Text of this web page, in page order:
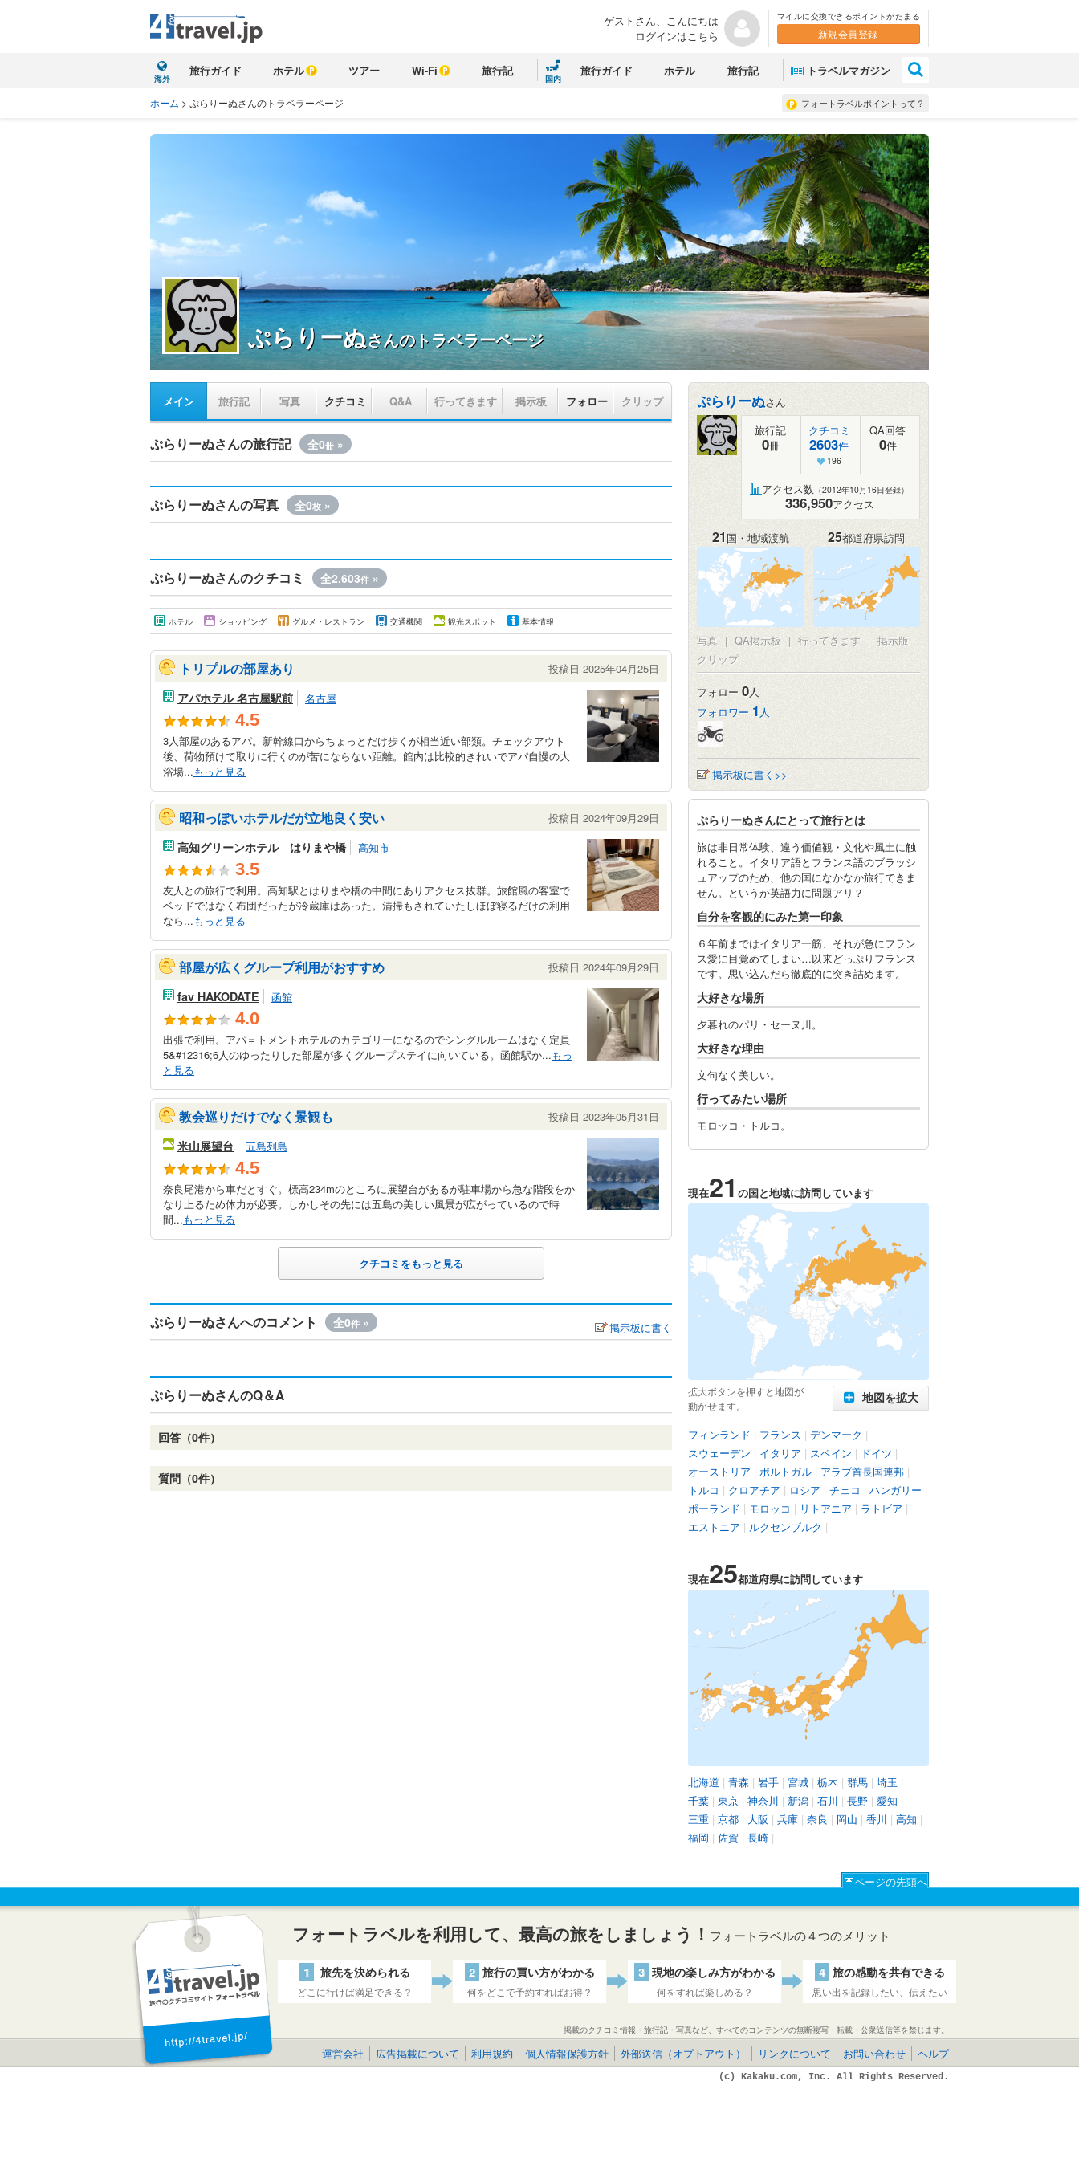
ゲストさん、こんにちは
ログインはこちら
マイルに交換できるポイントがたまる
新規会員登録
海外
旅行ガイド ホテル ツアー Wi-Fi 旅行記
国内
旅行ガイド ホテル 旅行記 トラベルマガジン
フォートラベルポイントって？
ホーム > ぷらりーぬさんのトラベラーページ
ぷらりーぬさんのトラベラーページ
メイン 旅行記 写真 クチコミ Q&A 行ってきます 掲示板 フォロー クリップ
ぷらりーぬさんの旅行記 全0冊 »
ぷらりーぬさんの写真 全0枚 »
ぷらりーぬさんのクチコミ 全2,603件 »
ホテル ショッピング グルメ・レストラン 交通機関 観光スポット 基本情報
トリプルの部屋あり 投稿日 2025年04月25日
アパホテル 名古屋駅前 名古屋
4.5
3人部屋のあるアパ。新幹線口からちょっとだけ歩くが相当近い部類。チェックアウト
後、荷物預けて取りに行くのが苦にならない距離。館内は比較的きれいでアパ自慢の大
浴場...もっと見る
昭和っぽいホテルだが立地良く安い 投稿日 2024年09月29日
高知グリーンホテル はりまや橋 高知市
3.5
友人との旅行で利用。高知駅とはりまや橋の中間にありアクセス抜群。旅館風の客室で
ベッドではなく布団だったが冷蔵庫はあった。清掃もされていたしほぼ寝るだけの利用
なら...もっと見る
部屋が広くグループ利用がおすすめ 投稿日 2024年09月29日
fav HAKODATE 函館
4.0
出張で利用。アパ＝トメントホテルのカテゴリーになるのでシングルルームはなく定員
5&#12316;6人のゆったりした部屋が多くグループステイに向いている。函館駅か...もっ
と見る
教会巡りだけでなく景観も 投稿日 2023年05月31日
米山展望台 五島列島
4.5
奈良尾港から車だとすぐ。標高234mのところに展望台があるが駐車場から急な階段をか
なり上るため体力が必要。しかしその先には五島の美しい風景が広がっているので時
間...もっと見る
クチコミをもっと見る
ぷらりーぬさんへのコメント 全0件 » 掲示板に書く
ぷらりーぬさんのQ＆A
回答（0件）
質問（0件）
ぷらりーぬさん
旅行記
0冊
クチコミ
2603件
196
QA回答
0件
アクセス数 （2012年10月16日登録）
336,950アクセス
21国・地域渡航 25都道府県訪問
写真 | QA掲示板 | 行ってきます | 掲示版
クリップ
フォロー 0人
フォロワー 1 人
掲示板に書く>>
ぷらりーぬさんにとって旅行とは
旅は非日常体験、違う価値観・文化や風土に触
れること。イタリア語とフランス語のブラッシ
ュアップのため、他の国になかなか旅行できま
せん。というか英語力に問題アリ？
自分を客観的にみた第一印象
６年前まではイタリア一筋、それが急にフラン
ス愛に目覚めてしまい…以来どっぷりフランス
です。思い込んだら徹底的に突き詰めます。
大好きな場所
夕暮れのパリ・セーヌ川。
大好きな理由
文句なく美しい。
行ってみたい場所
モロッコ・トルコ。
現在21 の国と地域に訪問しています
拡大ボタンを押すと地図が
動かせます。
地図を拡大
フィンランド | フランス | デンマーク |
スウェーデン | イタリア | スペイン | ドイツ |
オーストリア | ポルトガル | アラブ首長国連邦 |
トルコ | クロアチア | ロシア | チェコ | ハンガリー |
ポーランド | モロッコ | リトアニア | ラトビア |
エストニア | ルクセンブルク |
現在25都道府県に訪問しています
北海道 | 青森 | 岩手 | 宮城 | 栃木 | 群馬 | 埼玉 |
千葉 | 東京 | 神奈川 | 新潟 | 石川 | 長野 | 愛知 |
三重 | 京都 | 大阪 | 兵庫 | 奈良 | 岡山 | 香川 | 高知 |
福岡 | 佐賀 | 長崎 |
ページの先頭へ
フォートラベルを利用して、最高の旅をしましょう！ フォートラベルの４つのメリット
1 旅先を決められる
どこに行けば満足できる？
2 旅行の買い方がわかる
何をどこで予約すればお得？
3 現地の楽しみ方がわかる
何をすれば楽しめる？
4 旅の感動を共有できる
思い出を記録したい、伝えたい
掲載のクチコミ情報・旅行記・写真など、すべてのコンテンツの無断複写・転載・公衆送信等を禁じます。
運営会社 広告掲載について 利用規約 個人情報保護方針 外部送信（オプトアウト） リンクについて お問い合わせ ヘルプ
(c) Kakaku.com, Inc. All Rights Reserved.